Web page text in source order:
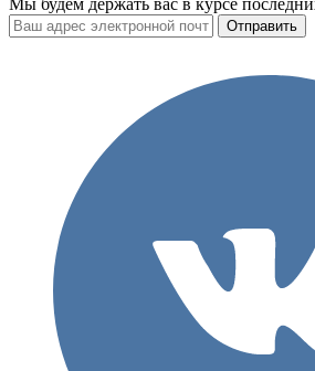
Мы будем держать вас в курсе